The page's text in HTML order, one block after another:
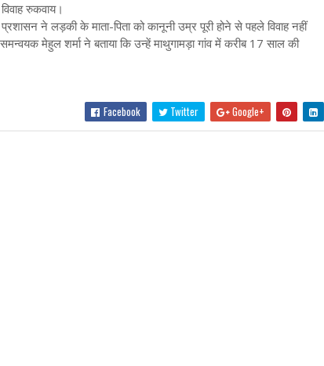
रुकवाय।
ने लड़की के माता-पिता को कानूनी उम्र पूरी होने से पहले विवाह नहीं
मेहुल शर्मा ने बताया कि उन्हें माथुगामड़ा गांव में करीब 17 साल की
Facebook Twitter Google+